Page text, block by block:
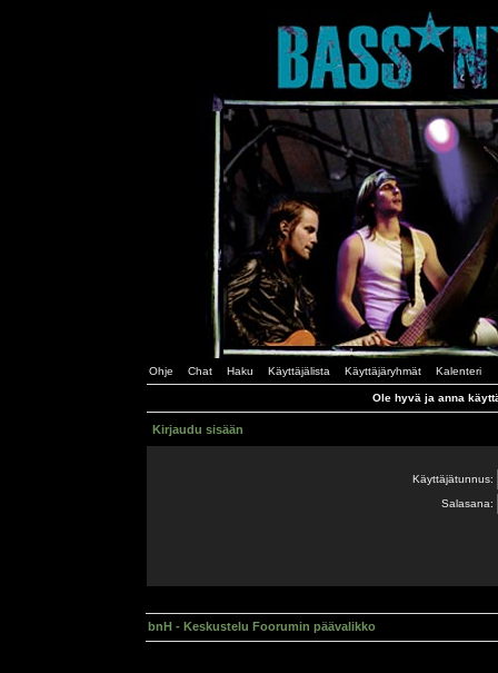
Ohje Chat Haku Käyttäjälista Käyttäjäryhmät Kalenteri
Ole hyvä ja anna
Kirjaudu sisään
Käyttäjätunnus:
Salasana:
bnH - Keskustelu Foorumin päävalikko